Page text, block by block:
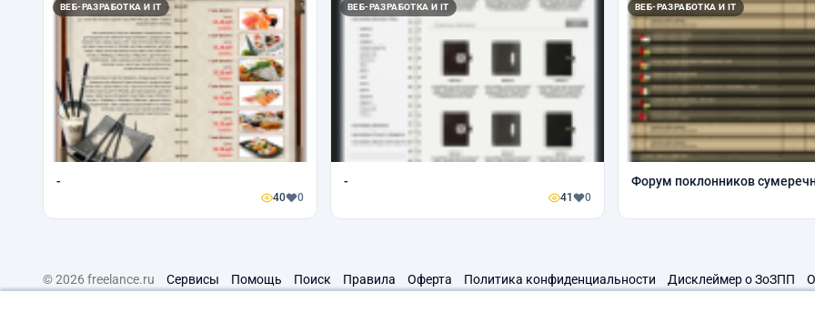
ВЕБ-РАЗРАБОТКА И IT
-
40 0
ВЕБ-РАЗРАБОТКА И IT
-
41 0
ВЕБ-РАЗРАБОТКА И IT
Форум поклонников
© 2026 freelance.ru Сервисы Помощь Поиск Правила Оферта Политика конфиденциальности Дисклеймер о ЗоЗПП